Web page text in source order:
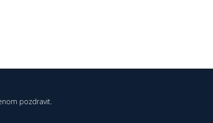
pozdravit.